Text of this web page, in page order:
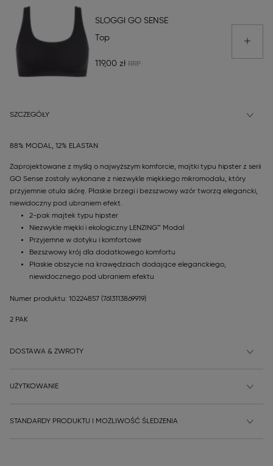
SLOGGI GO SENSE
Top
119,00 zł
SZCZEGÓŁY
88% MODAL, 12% ELASTAN
Zaprojektowane z myślą o najwyższym komforcie, majtki typu hipster z serii
GO Sense zostały wykonane z niezwykle miękkiego mikromodalu, który
przyjemnie otula skórę. Płaskie brzegi i bezszwowy wzór tworzą elegancki,
niewidoczny pod ubraniem efekt.
2-pak majtek typu hipster
Niezwykle miękki i ekologiczny LENZING™ Modal
Przyjemne w dotyku i komfortowe
Bezszwowy krój dla dodatkowego komfortu
Płaskie obszycie na krawędziach dodające eleganckiego,
niewidocznego pod ubraniem efektu
Numer produktu: 10224857 (7613113869919)
2 PAK
DOSTAWA & ZWROTY
UŻYTKOWANIE
STANDARDY PRODUKTU I MOŻLIWOŚĆ ŚLEDZENIA